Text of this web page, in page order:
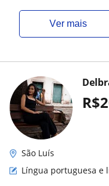
ver mais
São Luís
Língua portuguesa e